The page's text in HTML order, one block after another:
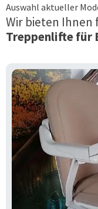
Auswahl aktueller
Wir bieten Ihnen
Treppenlifte für